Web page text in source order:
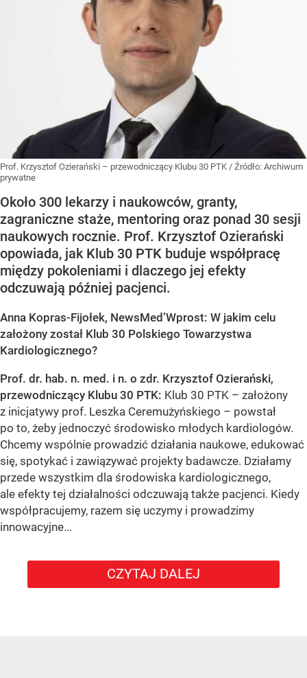
Prof. Krzysztof Ozierański – przewodniczący Klubu 30 PTK / Źródło: Archiwum
prywatne
Około 300 lekarzy i naukowców, granty,
zagraniczne staże, mentoring oraz ponad 30 sesji
naukowych rocznie. Prof. Krzysztof Ozierański
opowiada, jak Klub 30 PTK buduje współpracę
między pokoleniami i dlaczego jej efekty
odczuwają później pacjenci.
Anna Kopras-Fijołek, NewsMed’Wprost: W jakim celu
założony został Klub 30 Polskiego Towarzystwa
Kardiologicznego?
Prof. dr. hab. n. med. i n. o zdr. Krzysztof Ozierański,
przewodniczący Klubu 30 PTK: Klub 30 PTK – założony
z inicjatywy prof. Leszka Ceremużyńskiego – powstał
po to, żeby jednoczyć środowisko młodych kardiologów.
Chcemy wspólnie prowadzić działania naukowe, edukować
się, spotykać i zawiązywać projekty badawcze. Działamy
przede wszystkim dla środowiska kardiologicznego,
ale efekty tej działalności odczuwają także pacjenci. Kiedy
współpracujemy, razem się uczymy i prowadzimy
innowacyjne...
CZYTAJ DALEJ